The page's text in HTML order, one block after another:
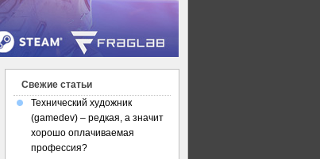
Свежие статьи
Технический художник
(gamedev) – редкая, а значит
хорошо оплачиваемая
профессия?